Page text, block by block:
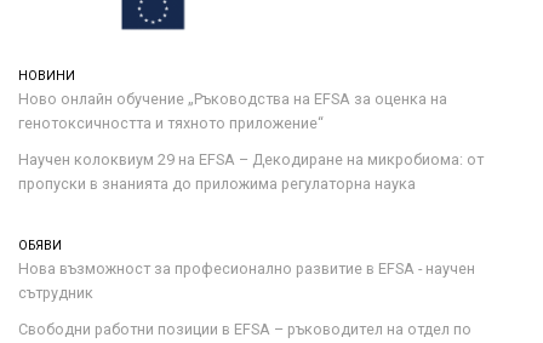
НОВИНИ
Ново онлайн обучение „Ръководства на ЕFSA за оценка на
генотоксичността и тяхното приложение“
Научен колоквиум 29 на EFSA – Декодиране на микробиома: от
пропуски в знанията до приложима регулаторна наука
ОБЯВИ
Нова възможност за професионално развитие в EFSA - научен
сътрудник
Свободни работни позиции в EFSA – ръководител на отдел по